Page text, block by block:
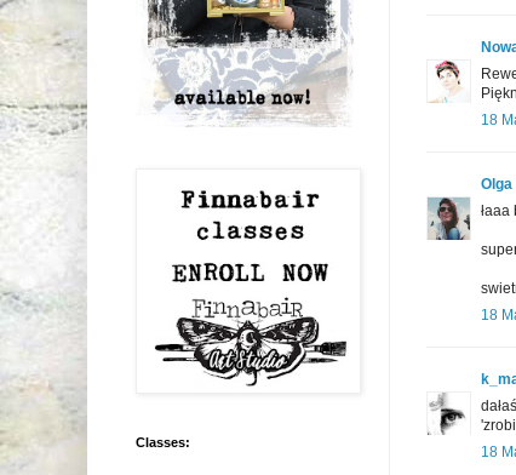
18
Olga
łaaa
18
18
Classes: